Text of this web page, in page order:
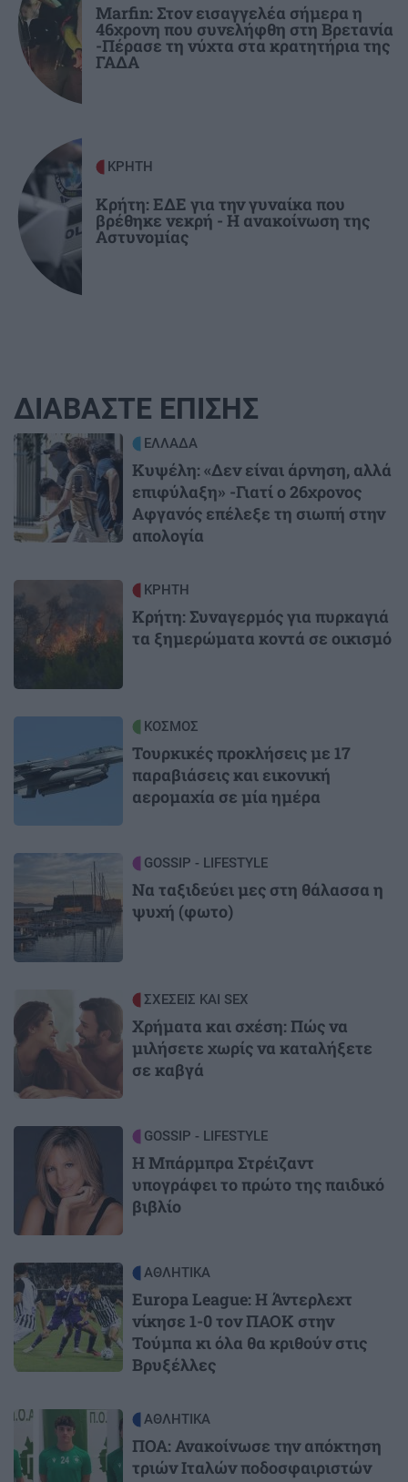
Marfin: Στον εισαγγελέα σήμερα η
46χρονη που συνελήφθη στη Βρετανία
-Πέρασε τη νύχτα στα κρατητήρια της
ΓΑΔΑ
ΚΡΗΤΗ
Κρήτη: ΕΔΕ για την γυναίκα που
βρέθηκε νεκρή - Η ανακοίνωση της
Αστυνομίας
ΔΙΑΒΑΣΤΕ ΕΠΙΣΗΣ
Image ΕΛΛΑΔΑ
Κυψέλη: «Δεν είναι άρνηση, αλλά
επιφύλαξη» -Γιατί ο 26χρονος
Αφγανός επέλεξε τη σιωπή στην
απολογία
ΚΡΗΤΗ
Κρήτη: Συναγερμός για πυρκαγιά
τα ξημερώματα κοντά σε οικισμό
ΚΟΣΜΟΣ
Τουρκικές προκλήσεις με 17
παραβιάσεις και εικονική
αερομαχία σε μία ημέρα
GOSSIP - LIFESTYLE
Να ταξιδεύει μες στη θάλασσα η
ψυχή (φωτο)
Image ΣΧΕΣΕΙΣ ΚΑΙ SEX
Χρήματα και σχέση: Πώς να
μιλήσετε χωρίς να καταλήξετε
σε καβγά
Image GOSSIP - LIFESTYLE
Η Μπάρμπρα Στρέιζαντ
υπογράφει το πρώτο της παιδικό
βιβλίο
Image ΑΘΛΗΤΙΚΑ
Europa League: Η Άντερλεχτ
νίκησε 1-0 τον ΠΑΟΚ στην
Τούμπα κι όλα θα κριθούν στις
Βρυξέλλες
Image ΑΘΛΗΤΙΚΑ
ΠΟΑ: Ανακοίνωσε την απόκτηση
τριών Ιταλών ποδοσφαιριστών